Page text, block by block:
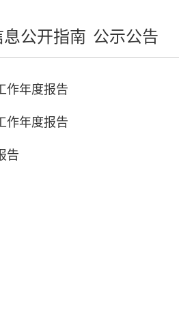
公开指南 公示公告
作年度报告
作年度报告
告